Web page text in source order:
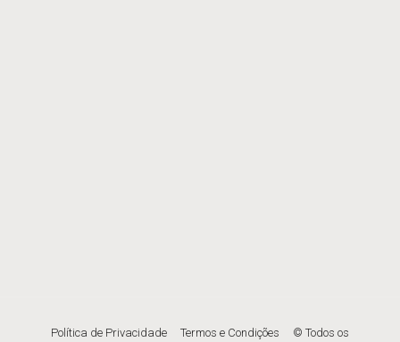
Política de Privacidade Termos e Condições © Todos os